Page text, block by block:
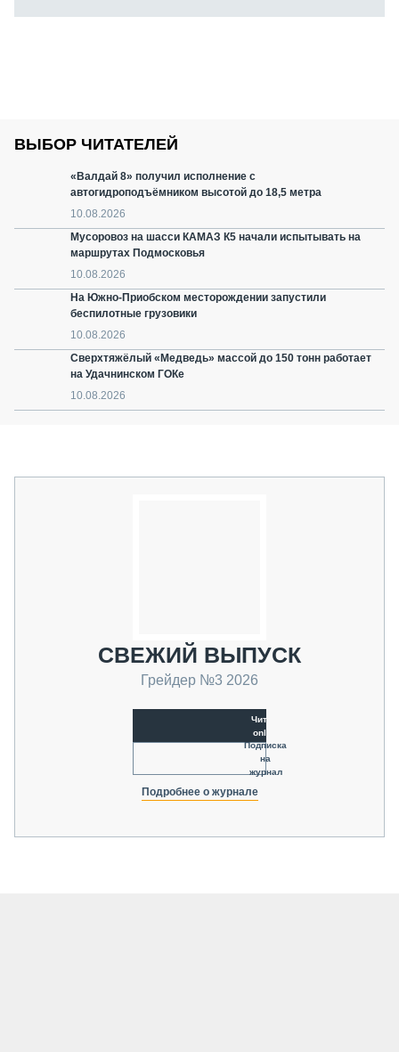
ВЫБОР ЧИТАТЕЛЕЙ
«Валдай 8» получил исполнение с
автогидроподъёмником высотой до 18,5 метра
10.08.2026
Мусоровоз на шасси КАМАЗ К5 начали испытывать на
маршрутах Подмосковья
10.08.2026
На Южно-Приобском месторождении запустили
беспилотные грузовики
10.08.2026
Сверхтяжёлый «Медведь» массой до 150 тонн работает
на Удачнинском ГОКе
10.08.2026
СВЕЖИЙ ВЫПУСК
Грейдер №3 2026
Читать
online
Подписка
на
журнал
Подробнее о журнале